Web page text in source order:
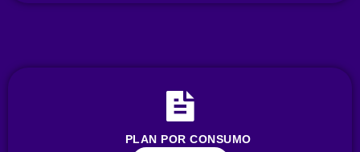
PLAN POR CONSUMO